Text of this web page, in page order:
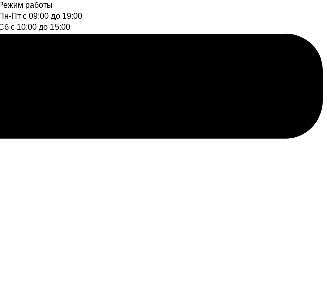
работы
Пт с 09:00 до 19:00
с 10:00 до 15:00